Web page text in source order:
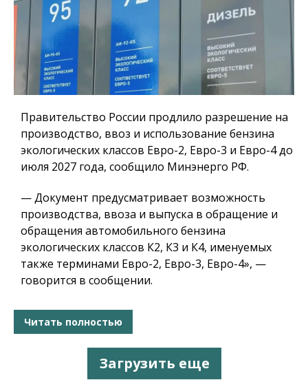
Правительство России продлило разрешение на
производство, ввоз и использование бензина
экологических классов Евро-2, Евро-3 и Евро-4 до
июля 2027 года, сообщило Минэнерго РФ.
— Документ предусматривает возможность
производства, ввоза и выпуска в обращение и
обращения автомобильного бензина
экологических классов К2, К3 и К4, именуемых
также терминами Евро-2, Евро-3, Евро-4», —
говорится в сообщении.
Читать полностью
Загрузить еще